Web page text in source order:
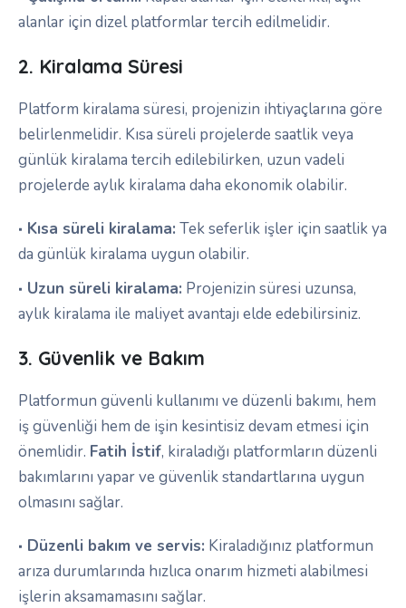
alanlar için dizel platformlar tercih edilmelidir.
2. Kiralama Süresi
Platform kiralama süresi, projenizin ihtiyaçlarına göre
belirlenmelidir. Kısa süreli projelerde saatlik veya
günlük kiralama tercih edilebilirken, uzun vadeli
projelerde aylık kiralama daha ekonomik olabilir.
Kısa süreli kiralama: Tek seferlik işler için saatlik ya
da günlük kiralama uygun olabilir.
Uzun süreli kiralama: Projenizin süresi uzunsa,
aylık kiralama ile maliyet avantajı elde edebilirsiniz.
3. Güvenlik ve Bakım
Platformun güvenli kullanımı ve düzenli bakımı, hem
iş güvenliği hem de işin kesintisiz devam etmesi için
önemlidir. Fatih İstif, kiraladığı platformların düzenli
bakımlarını yapar ve güvenlik standartlarına uygun
olmasını sağlar.
Düzenli bakım ve servis: Kiraladığınız platformun
arıza durumlarında hızlıca onarım hizmeti alabilmesi
işlerin aksamamasını sağlar.